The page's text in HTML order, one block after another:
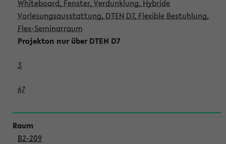
Whiteboard, Fenster, Verdunklung, Hybride
Vorlesungsausstattung, DTEN D7, Flexible Bestuhlung,
Flex-Seminarraum
Projekton nur über DTEN D7
3
67
B2-209